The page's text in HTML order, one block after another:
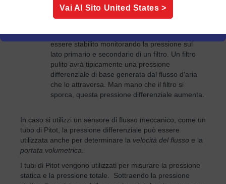
pulito o sostituito. Lo stato di salute del filtro può
essere stabilito monitorando la pressione sul
lato primario e secondario di un filtro. Un filtro
pulito avrà tipicamente una pressione
differenziale di base generata dal flusso d'aria
che lo attraversa. Man mano che il filtro si
sporca, questa pressione differenziale aumenta.
In caso si utilizzi un sensore di flusso meccanico, come un
tubo di Pitot, la pressione differenziale può essere
utilizzata anche per determinare la velocità del flusso e la
portata volumetrica
I tubi di Pitot vengono utilizzati per misurare la pressione
statica e la pressione totale. Sottraendo la pressione
Vai Al Sito United States >